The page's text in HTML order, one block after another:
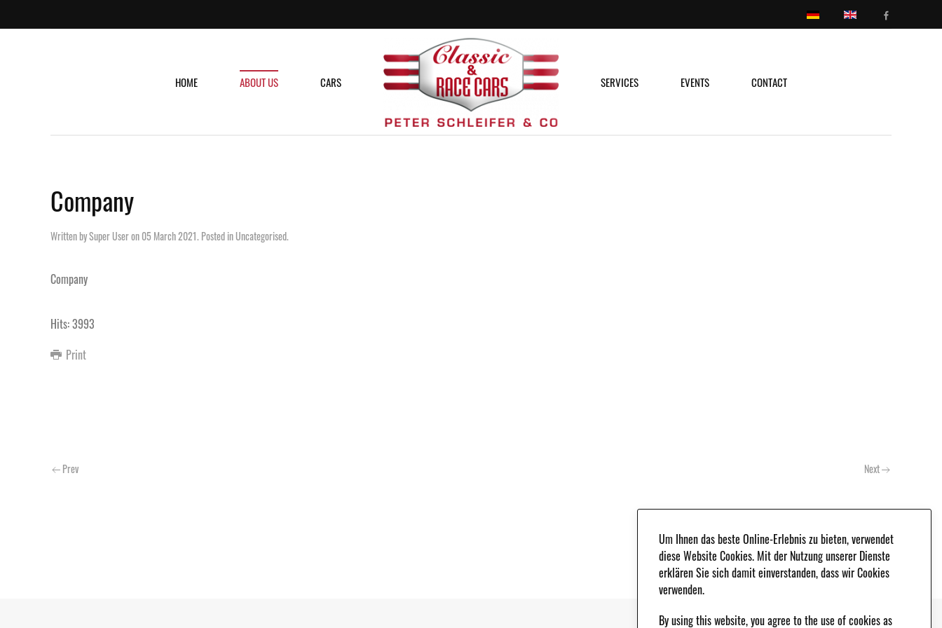
HOME ABOUT US CARS SERVICES EVENTS CONTACT
Company
Written by Super User on05 March 2021. Posted inUncategorised.
Company
Hits: 3993
Print
Prev Next
Um Ihnen das beste Online-Erlebnis zu bieten, verwendet
diese Website Cookies. Mit der Nutzung unserer Dienste
erklären Sie sich damit einverstanden, dass wir Cookies
verwenden.
By using this website, you agree to the use of cookies as